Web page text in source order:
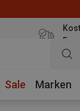
Sale Marken